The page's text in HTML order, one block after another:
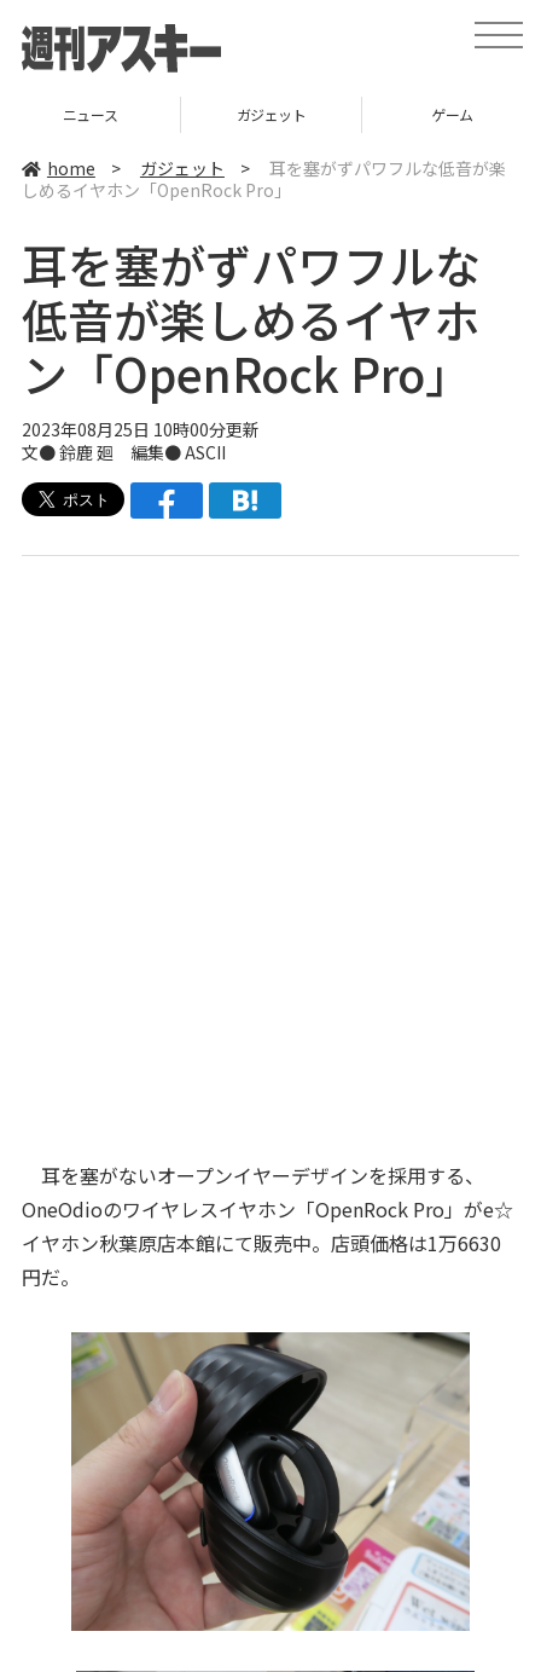
t
o
a
v
ニュース ガジェット ゲーム
home > ガジェット >
耳を塞がずパワフルな低音が楽
しめるイヤホン「OpenRock Pro」
耳を塞がずパワフルな
低音が楽しめるイヤホ
ン「OpenRock Pro」
2023年08月25日 10時00分更新
文● 鈴鹿 廻 編集● ASCII
耳を塞がないオープンイヤーデザインを採用する、
OneOdioのワイヤレスイヤホン「OpenRock Pro」がe☆
イヤホン秋葉原店本館にて販売中。店頭価格は1万6630
円だ。